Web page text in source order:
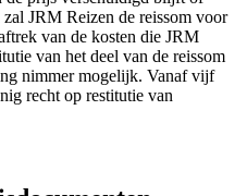
JRM Reizen de reissom voor
van de kosten die JRM
van het deel van de reissom
nimmer mogelijk. Vanaf vijf
recht op restitutie van